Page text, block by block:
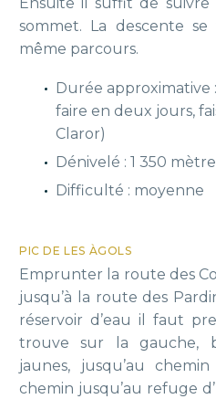
sommet. La descente
même parcours.
Durée approximative
faire en deux jours,
Claror)
Dénivelé : 1 350
Difficulté : moyenne
PIC DE LES ÀGOLS
Emprunter la route des
jusqu’à la route des
réservoir d’eau il faut
trouve sur la gauche,
jaunes, jusqu’au
chemin jusqu’au refuge